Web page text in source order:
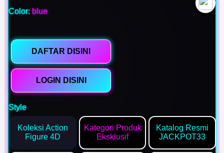
Color: blue
DAFTAR DISINI
LOGIN DISINI
Style
Koleksi Action
Figure 4D
Kategori Produk
Eksklusif
Katalog Resmi
JACKPOT33